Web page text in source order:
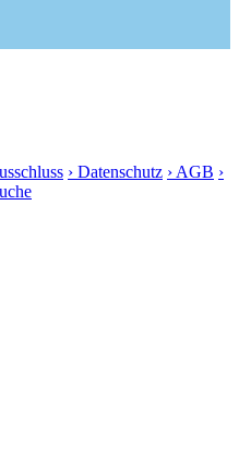
› Datenschutz › AGB ›